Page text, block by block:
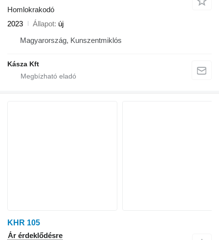
Homlokrakodó
2023
Állapot új
Magyarország, Kunszentmiklós
Kásza Kft
KHR 105
Ár érdeklődésre